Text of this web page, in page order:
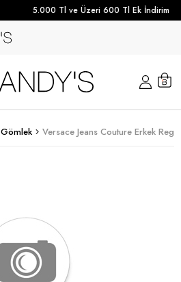
5.000 Tl ve Üzeri 600 Tl Ek İndirim
Gömlek